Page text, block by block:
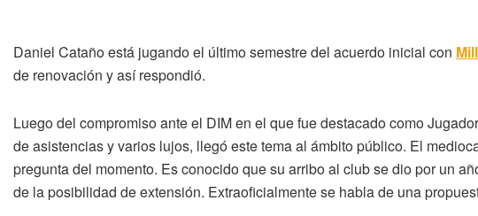
Daniel Cataño está jugando el último semestre del acuerdo inicial con
de renovación y así respondió.
Luego del compromiso ante el DIM en el que fue destacado como
de asistencias y varios lujos, llegó este tema al ámbito público. El
pregunta del momento. Es conocido que su arribo al club se dio por un
de la posibilidad de extensión. Extraoficialmente se habla de una